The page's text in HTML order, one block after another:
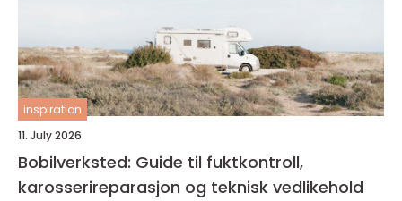
inspiration
11. July 2026
Bobilverksted: Guide til fuktkontroll,
karosserireparasjon og teknisk vedlikehold